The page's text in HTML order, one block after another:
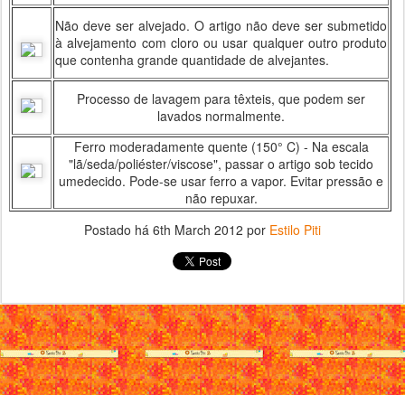
Não deve ser alvejado. O artigo não deve ser submetido
à alvejamento com cloro ou usar qualquer outro produto
que contenha grande quantidade de alvejantes.
Processo de lavagem para têxteis, que podem ser
lavados normalmente.
Ferro moderadamente quente (150° C) - Na escala
"lã/seda/poliéster/viscose", passar o artigo sob tecido
umedecido. Pode-se usar ferro a vapor. Evitar pressão e
não repuxar.
Postado há 6th March 2012 por Estilo Piti